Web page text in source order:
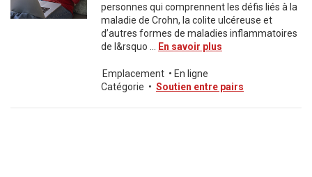
personnes qui comprennent les défis liés à la
maladie de Crohn, la colite ulcéreuse et
d’autres formes de maladies inflammatoires
de l&rsquo ...
En savoir plus
Emplacement • En ligne
Catégorie • Soutien entre pairs